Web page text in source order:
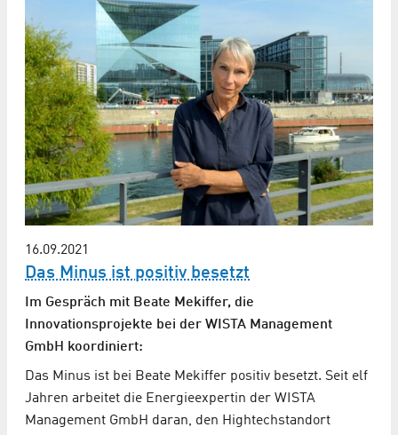
16.09.2021
Das Minus ist positiv besetzt
Im Gespräch mit Beate Mekiffer, die
Innovationsprojekte bei der WISTA Management
GmbH koordiniert:
Das Minus ist bei Beate Mekiffer positiv besetzt. Seit elf
Jahren arbeitet die Energieexpertin der WISTA
Management GmbH daran, den Hightechstandort